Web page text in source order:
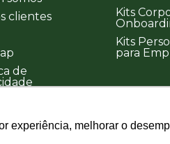
experiência, melhorar o
experiência, melhorar o
clientes
de
Kits
Kits
para